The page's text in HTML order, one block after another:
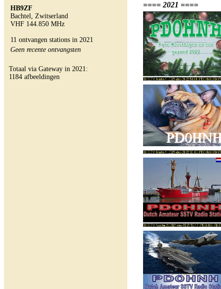
HB9ZF
Bachtel, Zwitserland
VHF 144.850 MHz
11 ontvangen stations in 2021
Geen recente ontvangsten
Totaal via Gateway in 2021:
1184 afbeeldingen
==== 2021 ====